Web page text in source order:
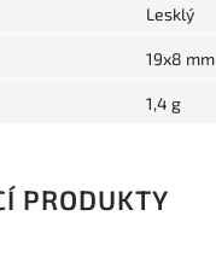
Lesklý
19x8 mm
1,4 g
PRODUKTY